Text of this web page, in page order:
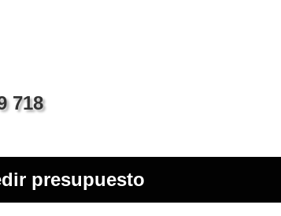
718
presupuesto